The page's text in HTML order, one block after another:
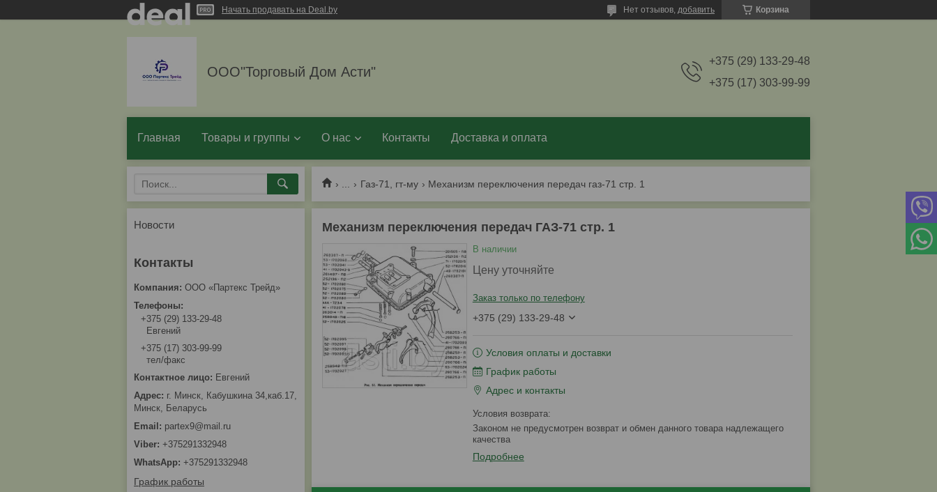
Начать продавать на Deal.by Корзина
Нет отзывов, добавить
ООО"Торговый Дом Асти"
+375 (29) 133-29-48
+375 (17) 303-99-99
Главная Товары и группы О нас Контакты Доставка и оплата
Газ-71, гт-му Механизм переключения передач газ-71 стр. 1
Механизм переключения передач ГАЗ-71 стр. 1
В наличии
Цену уточняйте
Заказ только по телефону
+375 (29) 133-29-48
Условия оплаты и доставки
График работы
Адрес и контакты
Законом не предусмотрен возврат и обмен данного товара надлежащего
качества
Подробнее
Новости
ООО «Партекс Трейд»
+375 (29) 133-29-48
Евгений
+375 (17) 303-99-99
тел/факс
Евгений
г. Минск, Кабушкина 34,каб.17,
Минск, Беларусь
partex9@mail.ru
+375291332948
+375291332948
График работы